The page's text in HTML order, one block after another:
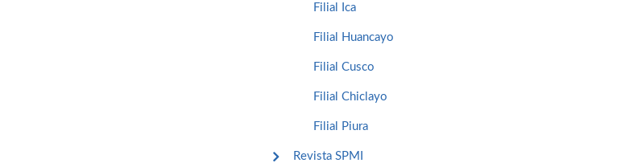
Filial Ica
Filial Huancayo
Filial Cusco
Filial Chiclayo
Filial Piura
Revista SPMI